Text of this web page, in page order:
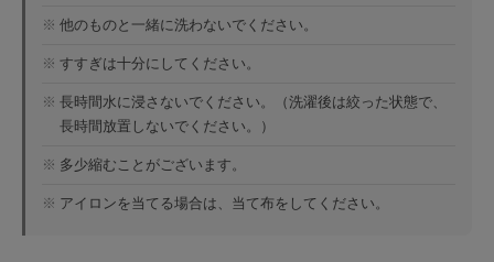
※ 他のものと一緒に洗わないでください。
※ すすぎは十分にしてください。
※ 長時間水に浸さないでください。（洗濯後は絞った状態で、
長時間放置しないでください。）
※ 多少縮むことがございます。
※ アイロンを当てる場合は、当て布をしてください。